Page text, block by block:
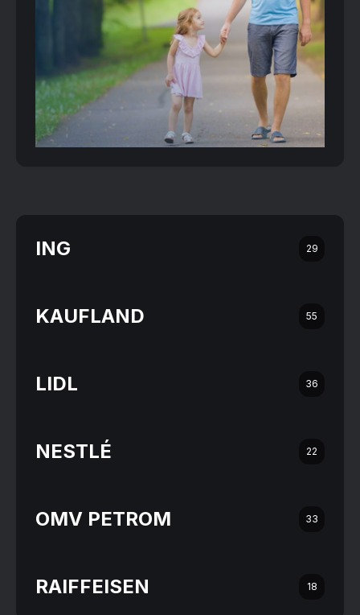
ING 29
KAUFLAND 55
LIDL 36
NESTLÉ 22
OMV PETROM 33
RAIFFEISEN 18